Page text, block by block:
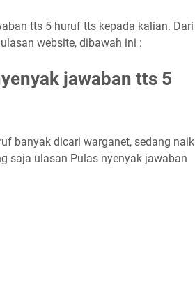
tts 5 huruf tts kepada kalian. Dari
website, dibawah ini :
jawaban tts 5
banyak dicari warganet, sedang naik
saja ulasan Pulas nyenyak jawaban